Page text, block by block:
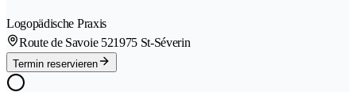
Logopädische Praxis
Route de Savoie 521975 St-Séverin
Termin reservieren